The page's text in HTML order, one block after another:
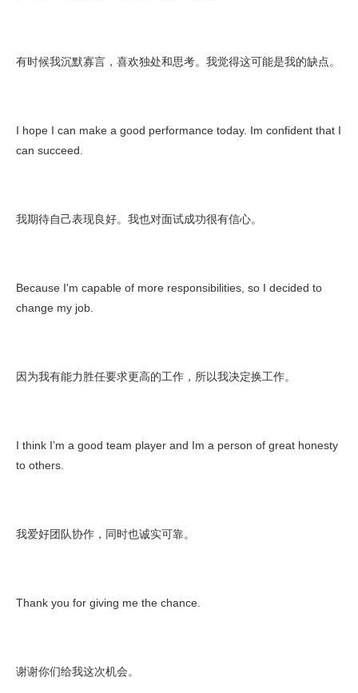
有时候我沉默寡言，喜欢独处和思考。我觉得这可能是我的缺点。
I hope I can make a good performance today. Im confident that I
can succeed.
我期待自己表现良好。我也对面试成功很有信心。
Because I'm capable of more responsibilities, so I decided to
change my job.
因为我有能力胜任要求更高的工作，所以我决定换工作。
I think I’m a good team player and Im a person of great honesty
to others.
我爱好团队协作，同时也诚实可靠。
Thank you for giving me the chance.
谢谢你们给我这次机会。